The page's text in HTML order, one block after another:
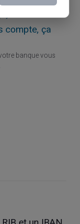
compte, ça
banque vous